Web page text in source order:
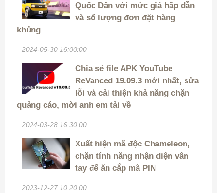
Quốc Dân với mức giá hấp dẫn
và số lượng đơn đặt hàng
khủng
2024-05-30 16:00:00
Chia sẻ file APK YouTube
ReVanced 19.09.3 mới nhất, sửa
lỗi và cải thiện khả năng chặn
quảng cáo, mời anh em tải về
2024-03-28 16:30:00
Xuất hiện mã độc Chameleon,
chặn tính năng nhận diện vân
tay để ăn cắp mã PIN
2023-12-27 10:20:00